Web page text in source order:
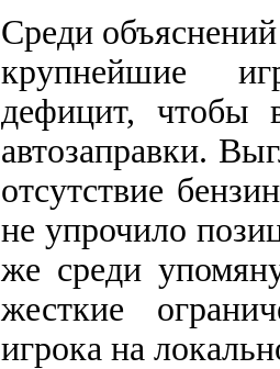
Среди
крупнейшие
дефицит, чтобы
автозаправки.
отсутствие
не упрочило
же среди
жесткие
игрока на